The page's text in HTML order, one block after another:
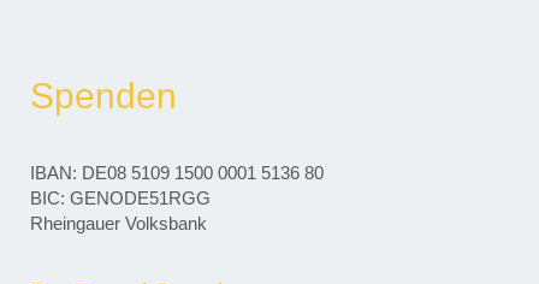
Spenden
IBAN: DE08 5109 1500 0001 5136 80
BIC: GENODE51RGG
Rheingauer Volksbank